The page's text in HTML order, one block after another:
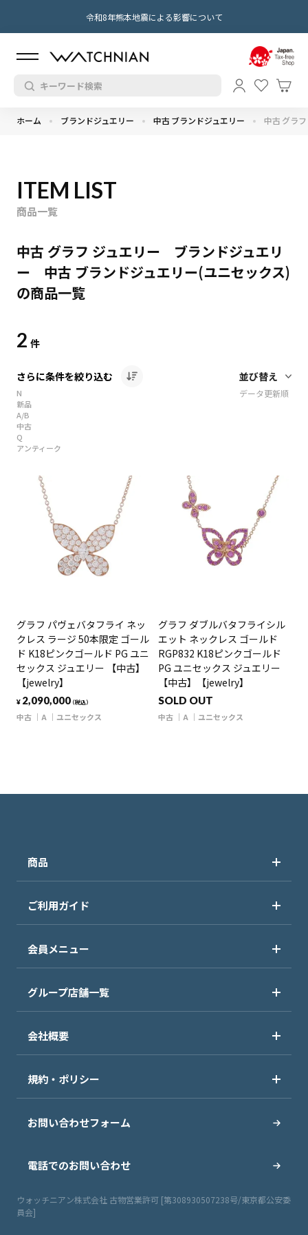
令和8年熊本地震による影響について
ホーム ブランドジュエリー 中古 ブランドジュエリー 中古 グラ
ITEM LIST
商品一覧
中古 グラフ ジュエリー ブランドジュエリ
ー 中古 ブランドジュエリー(ユニセックス)
の商品一覧
2 件
さらに条件を絞り込む
N
新品
A/B
中古
Q
アンティーク
データ更新順
グラフ パヴェバタフライ ネッ
クレス ラージ 50本限定 ゴール
ド K18ピンクゴールド PG ユニ
セックス ジュエリー 【中古】
【jewelry】
¥ 2,090,000（税込）
中古 A ユニセックス
グラフ ダブルバタフライシル
エット ネックレス ゴールド
RGP832 K18ピンクゴールド
PG ユニセックス ジュエリー
【中古】【jewelry】
SOLD OUT
中古 A ユニセックス
商品
ご利用ガイド
会員メニュー
グループ店舗一覧
会社概要
規約・ポリシー
お問い合わせフォーム
電話でのお問い合わせ
ウォッチニアン株式会社 古物営業許可 [第308930507238号/東京都公安委
員会]